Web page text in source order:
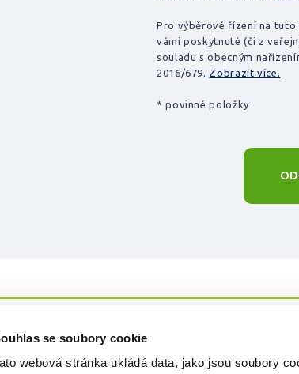
se soubory cookie
webová stránka ukládá data, jako jsou soubory
Pro výběrové řízení na
vámi poskytnuté (či z
souladu s obecným
2016/679. Zobrazit více.
* povinné položky